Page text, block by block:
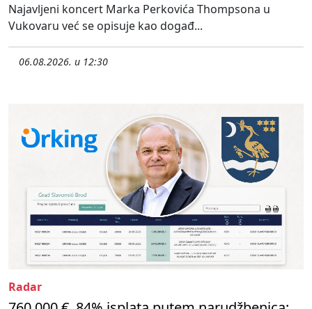
Najavljeni koncert Marka Perkovića Thompsona u
Vukovaru već se opisuje kao događ...
06.08.2026. u 12:30
Radar